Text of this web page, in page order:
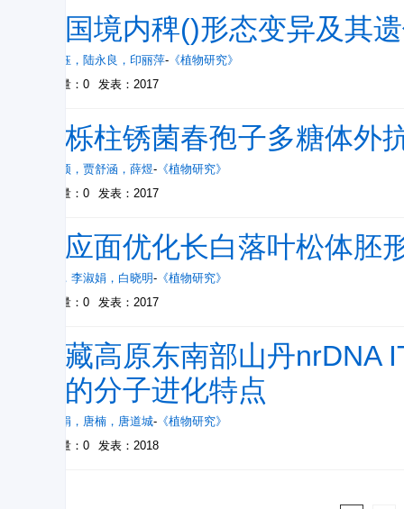
中国境内稗()形态变异及其
邹满钰 ， 陆永良 ， 印丽萍- 《植物研究》
被引量：0
发表：2017
松栎柱锈菌春孢子多糖体外
邸雪颖 ， 贾舒涵 ， 薛煜- 《植物研究》
被引量：0
发表：2017
响应面优化长白落叶松体胚
， 李淑娟 ， 白晓明- 《植物研究》
被引量：0
发表：2017
青藏高原东南部山丹nrDNA
列的分子进化特点
蒋福娟 ， 唐楠 ， 唐道城- 《植物研究》
被引量：0
发表：2018